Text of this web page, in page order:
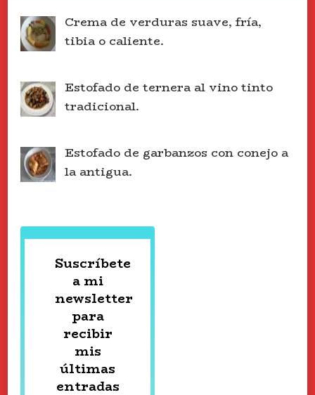
Crema de verduras suave, fría,
tibia o caliente.
Estofado de ternera al vino tinto
tradicional.
Estofado de garbanzos con conejo a
la antigua.
Suscríbete
a mi
newsletter
para
recibir
mis
últimas
entradas